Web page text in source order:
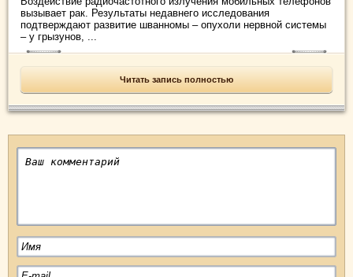
вызывает рак. Результаты недавнего исследования
подтверждают развитие шванномы – опухоли нервной системы
– у грызунов, ...
Читать запись полностью